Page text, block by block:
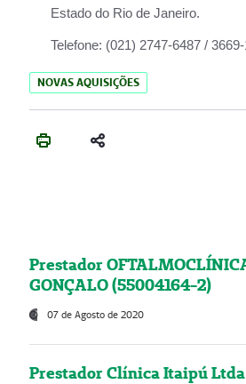
Estado do Rio de Janeiro.
Telefone: (021) 2747-6487 /
NOVAS AQUISIÇÕES
Prestador
GONÇALO (55004164-2)
07 de Agosto de 2020
Prestador Clínica Itaipú